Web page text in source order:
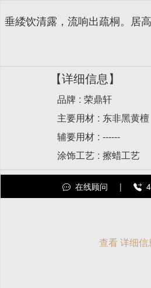
垂緌饮清露，流响出疏桐。居
【详细信息】
品牌
荣鼎轩
主要用材
东非黑黄檀
辅要用材
------
涂饰工艺
擦蜡工艺
在线顾问 |
查看 详细信